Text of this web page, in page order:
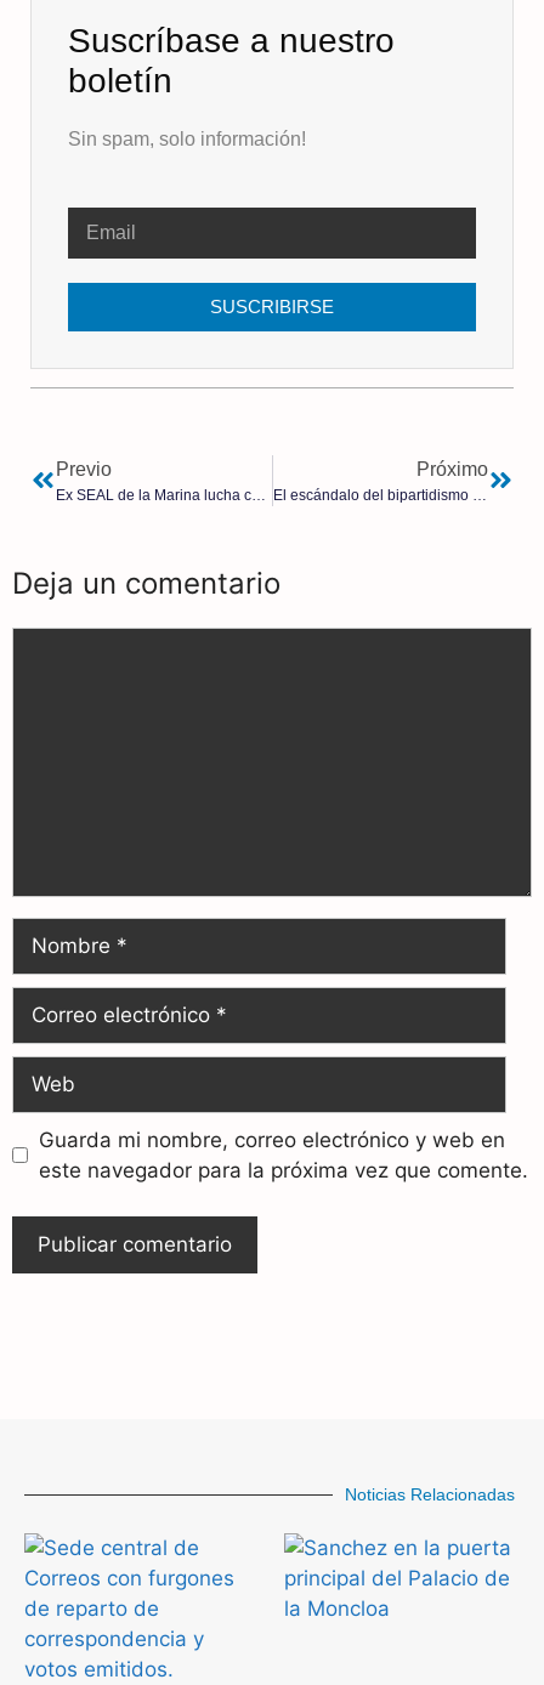
Suscríbase a nuestro
boletín
Sin spam, solo información!
SUSCRIBIRSE
Previo Próximo
Deja un comentario
Guarda mi nombre, correo electrónico y web en
este navegador para la próxima vez que comente.
Noticias Relacionadas